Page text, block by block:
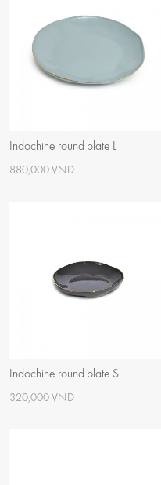
Indochine round plate L
880,000 VND
Indochine round plate S
320,000 VND